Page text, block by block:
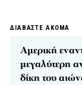
ΔΙΑΒΑΣΤΕ ΑΚΟΜΑ
Αμερική
μεγαλύτερη
δίκη του